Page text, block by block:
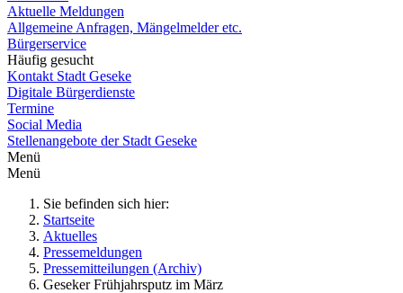
Aktuelle Meldungen
Allgemeine Anfragen, Mängelmelder etc.
Bürgerservice
Häufig gesucht
Kontakt Stadt Geseke
Digitale Bürgerdienste
Termine
Social Media
Stellenangebote der Stadt Geseke
Menü
Menü
Sie befinden sich hier:
Startseite
Aktuelles
Pressemeldungen
Pressemitteilungen (Archiv)
Geseker Frühjahrsputz im März